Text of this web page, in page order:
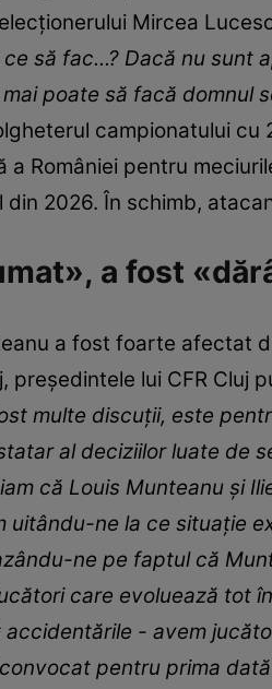
Mircea
să fac...? Dacă nu sunt
poate să facă domnul
campionatului
României pentru
2026. În schimb,
a fost
a fost foarte afectat
președintele lui CFR Cluj
multe discuții, este
al deciziilor luate de
că Louis Munteanu și
uitându-ne la ce situație
ne pe faptul că
care evoluează tot
accidentările - avem
pentru prima